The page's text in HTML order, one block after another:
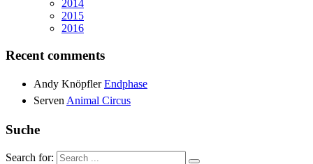
2014
2015
2016
Recent comments
Andy KnöpflerEndphase
Serven Animal Circus
Suche
Search for: